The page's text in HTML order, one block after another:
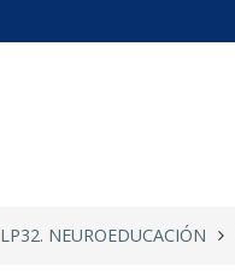
LP32. NEUROEDUCACIÓN